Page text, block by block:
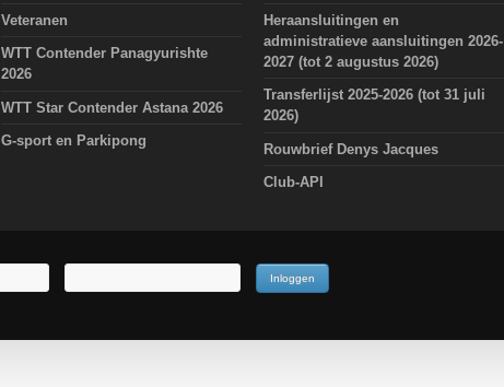
Veteranen
WTT Contender Panagyurishte
2026
WTT Star Contender Astana 2026
G-sport en Parkipong
Heraansluitingen en
administratieve aansluitingen 2026-
2027 (tot 2 augustus 2026)
Transferlijst 2025-2026 (tot 31 juli
2026)
Rouwbrief Denys Jacques
Club-API